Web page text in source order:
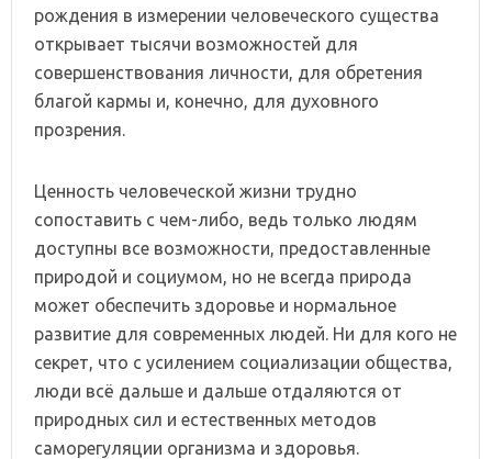
рождения в измерении человеческого существа
открывает тысячи возможностей для
совершенствования личности, для обретения
благой кармы и, конечно, для духовного
прозрения.
Ценность человеческой жизни трудно
сопоставить с чем-либо, ведь только людям
доступны все возможности, предоставленные
природой и социумом, но не всегда природа
может обеспечить здоровье и нормальное
развитие для современных людей. Ни для кого не
секрет, что с усилением социализации общества,
люди всё дальше и дальше отдаляются от
природных сил и естественных методов
саморегуляции организма и здоровья.